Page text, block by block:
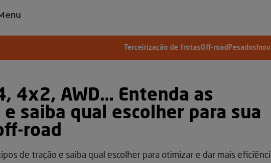
Terceirização de frotasOff-road Pesados
4x2, AWD… Entenda as
saiba qual escolher para sua
road
de tração e saiba qual escolher para otimizar e dar mais